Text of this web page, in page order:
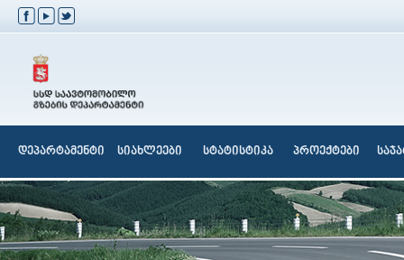
დეპარტამენტი სიახლეები სტატისტიკა პროექტები